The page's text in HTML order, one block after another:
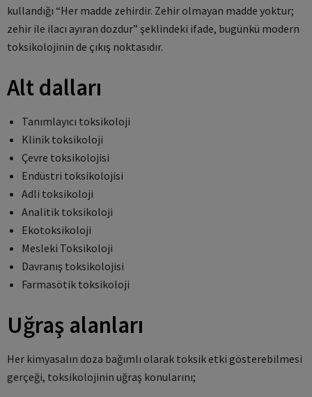
kullandığı “Her madde zehirdir. Zehir olmayan madde yoktur;
zehir ile ilacı ayıran dozdur” şeklindeki ifade, bugünkü modern
toksikolojinin de çıkış noktasıdır.
Alt dalları
Tanımlayıcı toksikoloji
Klinik toksikoloji
Çevre toksikolojisi
Endüstri toksikolojisi
Adli toksikoloji
Analitik toksikoloji
Ekotoksikoloji
Mesleki Toksikoloji
Davranış toksikolojisi
Farmasötik toksikoloji
Uğraş alanları
Her kimyasalın doza bağımlı olarak toksik etki gösterebilmesi
gerçeği, toksikolojinin uğraş konularını;